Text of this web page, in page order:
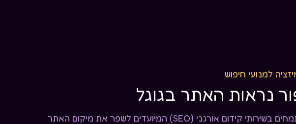
למנועי חיפוש
נראות האתר בגוגל
אנו מתמחים בשירותי קידום אורגני (SEO) המיועדים לשפר את מיקום האתר